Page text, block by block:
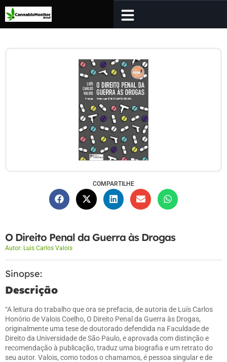
COMPARTILHE
O Direito Penal da Guerra às Drogas
Autor: Luis Carlos Valois
Sinopse:
Descrição
“A leitura do trabalho que ora se prefacia, de autoria de Luís Carlos
Honório de Valois Coelho, O Direito Penal da Guerra às Drogas,
originalmente uma tese de doutorado defendida na Faculdade de
Direito da Universidade de São Paulo, e aprovada com distinção e
recomendação à publicação, traduz uma biografia e um retrato do
seu autor. Valois, como todos o chamamos, é pessoa singular e de